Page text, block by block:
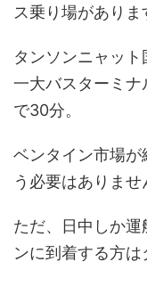
ス乗り場がありま
タンソンニャッ
一大バスターミナ
で30分。
ベンタイン市場
う必要はありませ
ただ、日中しか運
ンに到着する方は